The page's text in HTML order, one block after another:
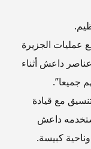
الجزيرة
داعش أثناء
جميعا”.
مع قيادة
داعش
كبيسة.